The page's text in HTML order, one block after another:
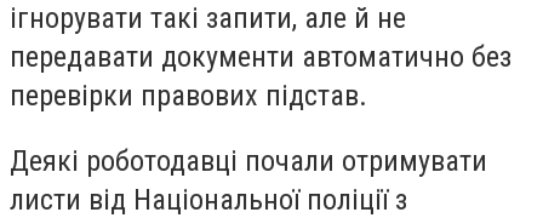
ігнорувати такі запити, але й не
передавати документи автоматично без
перевірки правових підстав.
Деякі роботодавці почали отримувати
листи від Національної поліції з